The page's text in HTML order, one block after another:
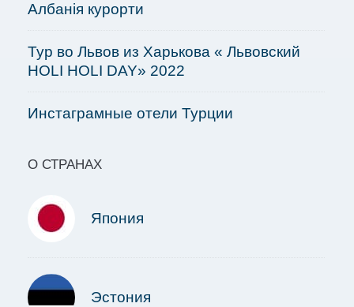
Албанія курорти
Тур во Львов из Харькова « Львовский
HOLI HOLI DAY» 2022
Инстаграмные отели Турции
О СТРАНАХ
Япония
Эстония